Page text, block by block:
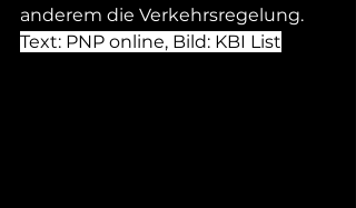
anderem die Verkehrsregelung.
Text: PNP online, Bild: KBI List